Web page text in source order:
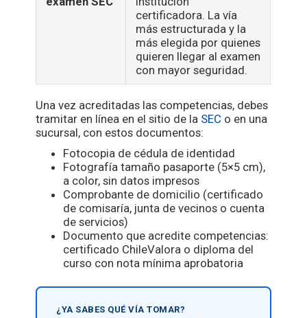
certificadora. La vía
más estructurada y la
más elegida por quienes
quieren llegar al examen
con mayor seguridad.
Una vez acreditadas las competencias, debes
tramitar en línea en el sitio de la SEC o en una
sucursal, con estos documentos:
Fotocopia de cédula de identidad
Fotografía tamaño pasaporte (5×5 cm),
a color, sin datos impresos
Comprobante de domicilio (certificado
de comisaría, junta de vecinos o cuenta
de servicios)
Documento que acredite competencias:
certificado ChileValora o diploma del
curso con nota mínima aprobatoria
¿YA SABES QUÉ VÍA TOMAR?